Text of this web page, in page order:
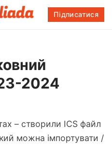
Підписатися
2024
– створили ICS файл
можна імпортувати /